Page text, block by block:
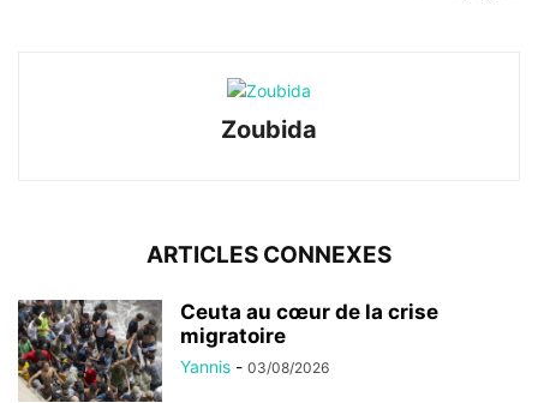
Zoubida
ARTICLES CONNEXES
Ceuta au cœur de la crise
migratoire
Yannis - 03/08/2026